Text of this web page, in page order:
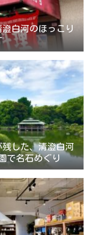
白河のほっこり
した、清澄白河
で名石めぐり